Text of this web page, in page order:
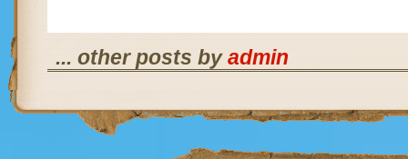
... other posts byadmin